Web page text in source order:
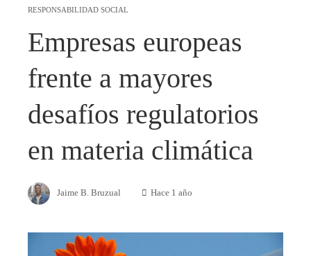
RESPONSABILIDAD SOCIAL
Empresas europeas
frente a mayores
desafíos regulatorios
en materia climática
Jaime B. Bruzual Hace 1 año